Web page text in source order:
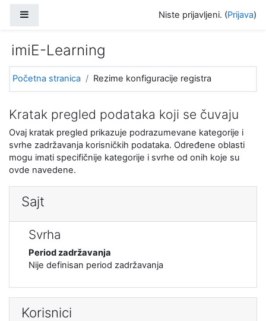
Niste prijavljeni. (Prijava)
imiE-Learning
Početna stranica Rezime konfiguracije registra
Kratak pregled podataka koji se čuvaju
Ovaj kratak pregled prikazuje podrazumevane kategorije i
svrhe zadržavanja korisničkih podataka. Određene oblasti
mogu imati specifičnije kategorije i svrhe od onih koje su
ovde navedene.
Sajt
Svrha
Period zadržavanja
Nije definisan period zadržavanja
Korisnici